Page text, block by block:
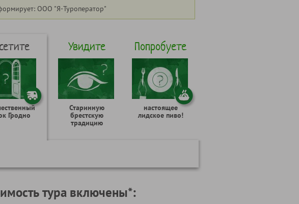
ООО "Я-Туроператор"
Гродно
Увидите
Старинную
брестскую
традицию
Попробуете
настоящее
лидское пиво!
тура включены*: